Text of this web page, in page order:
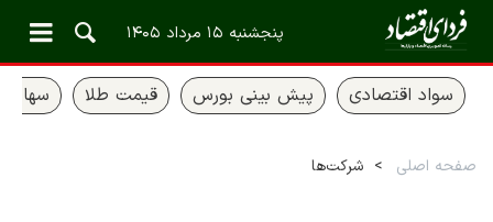
پنجشنبه ۱۵ مرداد ۱۴۰۵
سواد اقتصادی پیش بینی بورس قیمت طلا سهام
صفحه اصلی شرکت‌ها